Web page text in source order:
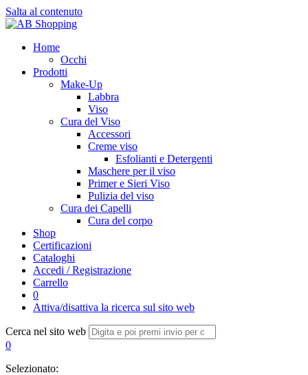
Salta al contenuto
Home
Occhi
Prodotti
Make-Up
Labbra
Viso
Cura del Viso
Accessori
Creme viso
Esfolianti e Detergenti
Maschere per il viso
Primer e Sieri Viso
Pulizia del viso
Cura dei Capelli
Cura del corpo
Shop
Certificazioni
Cataloghi
Accedi / Registrazione
Carrello
0
Attiva/disattiva la ricerca sul sito web
Cerca nel sito web
0
Selezionato: